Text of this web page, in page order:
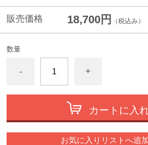
販売価格 18,700円 （税込み）
数量
- +
カートに入
お気に入りリストへ追